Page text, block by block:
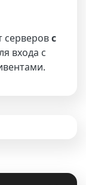
с
входа с